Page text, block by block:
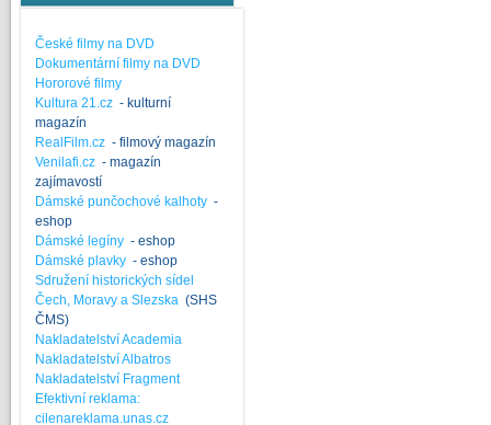
České filmy na DVD
Dokumentární filmy na DVD
Hororové filmy
Kultura 21.cz - kulturní
magazín
RealFilm.cz - filmový magazín
Venilafi.cz - magazín
zajímavostí
Dámské punčochové kalhoty -
eshop
Dámské legíny - eshop
Dámské plavky - eshop
Sdružení historických sídel
Čech, Moravy a Slezska (SHS
ČMS)
Nakladatelství Academia
Nakladatelství Albatros
Nakladatelství Fragment
Efektivní reklama:
cilenareklama.unas.cz